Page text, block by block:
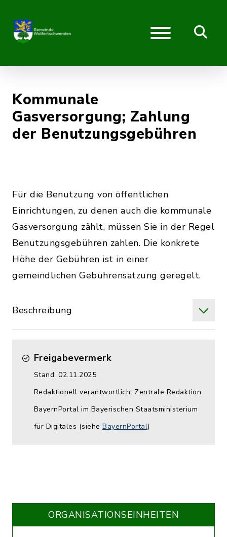
Kommunale
Gasversorgung; Zahlung
der Benutzungsgebühren
Für die Benutzung von öffentlichen
Einrichtungen, zu denen auch die kommunale
Gasversorgung zählt, müssen Sie in der Regel
Benutzungsgebühren zahlen. Die konkrete
Höhe der Gebühren ist in einer
gemeindlichen Gebührensatzung geregelt.
Beschreibung
Freigabevermerk
Stand: 02.11.2025
Redaktionell verantwortlich: Zentrale Redaktion
BayernPortal im Bayerischen Staatsministerium
für Digitales (siehe BayernPortal)
ORGANISATIONS­EINHEITEN